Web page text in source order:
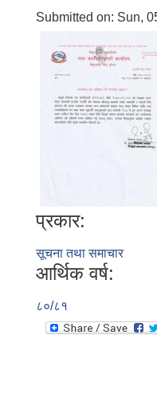
Submitted on: Sun,
प्रकार:
सूचना तथा समाचार
आर्थिक वर्ष:
८०/८१